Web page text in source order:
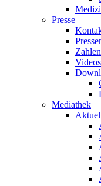
Presse
Mediathek